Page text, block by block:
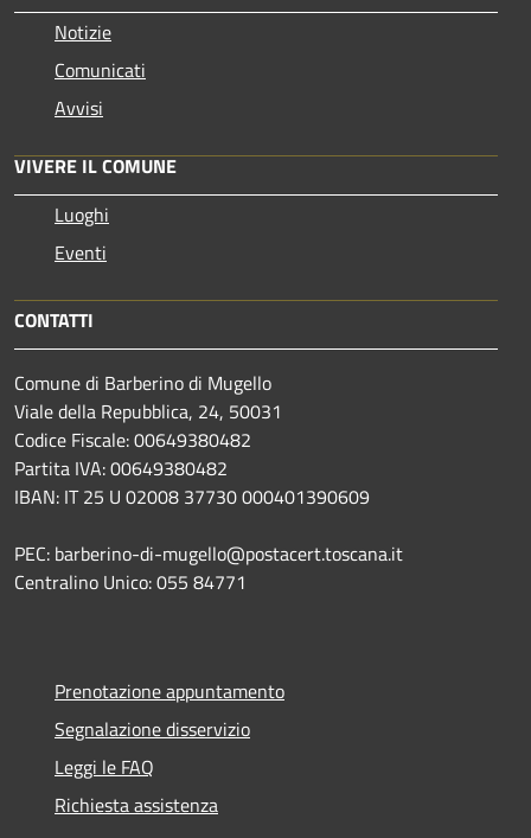
Notizie
Comunicati
Avvisi
VIVERE IL COMUNE
Luoghi
Eventi
CONTATTI
Comune di Barberino di Mugello
Viale della Repubblica, 24, 50031
Codice Fiscale: 00649380482
Partita IVA: 00649380482
IBAN: IT 25 U 02008 37730 000401390609
PEC: barberino-di-mugello@postacert.toscana.it
Centralino Unico: 055 84771
Prenotazione appuntamento
Segnalazione disservizio
Leggi le FAQ
Richiesta assistenza